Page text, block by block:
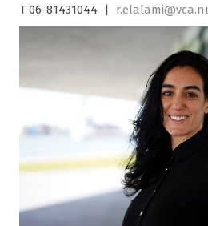
T 06-81431044 |